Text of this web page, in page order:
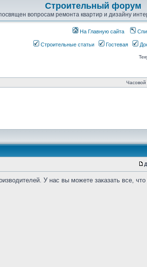
Строительный форум
вопросам ремонта квартир и дизайну
На Главную сайта
Строительные статьи Гостевая
Часовой
У нас вы можете заказать все,